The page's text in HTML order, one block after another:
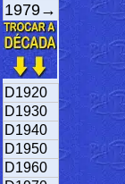
1979→
D1920
D1930
D1940
D1950
D1960